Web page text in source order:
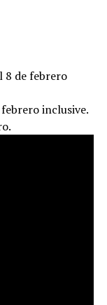
8 de febrero
inclusive.